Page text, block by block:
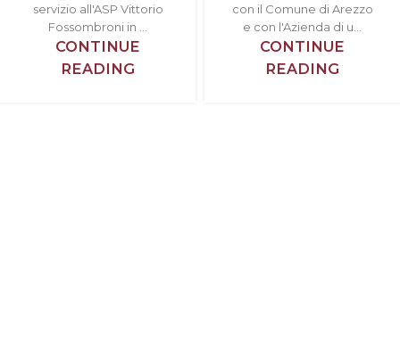
servizio all'ASP Vittorio
Fossombroni in ...
CONTINUE
READING
con il Comune di Arezzo
e con l'Azienda di u...
CONTINUE
READING